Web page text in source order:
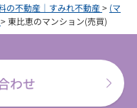
の不動産｜すみれ不動産> (マ
>東比恵のマンション(売買)
わせ